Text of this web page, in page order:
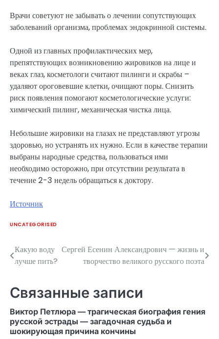
Врачи советуют не забывать о лечении сопутствующих
заболеваний организма, проблемах эндокринной системы.
Одной из главных профилактических мер,
препятствующих возникновению жировиков на лице и
веках глаз, косметологи считают пилинги и скрабы –
удаляют ороговевшие клетки, очищают поры. Снизить
риск появления помогают косметологические услуги:
химический пилинг, механическая чистка лица.
Небольшие жировики на глазах не представляют угрозы
здоровью, но устранять их нужно. Если в качестве терапии
выбраны народные средства, пользоваться ими
необходимо осторожно, при отсутствии результата в
течение 2-3 недель обращаться к доктору.
Источник
UNCATEGORISED
Навигация
по
записям
Какую воду
лучше пить?
Сергей Есенин Александрович — жизнь и
творчество великого русского поэта
Связанные записи
Виктор Петлюра — трагическая биография гения
русской эстрады — загадочная судьба и
шокирующая причина кончины